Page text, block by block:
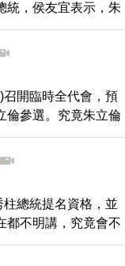
統，侯友宜表示，朱
開臨時全代會，預
倫參選。究竟朱立倫
說，明天全代會之後
總統提名資格，並
都不明講，究竟會不
新北市政做不好，兼